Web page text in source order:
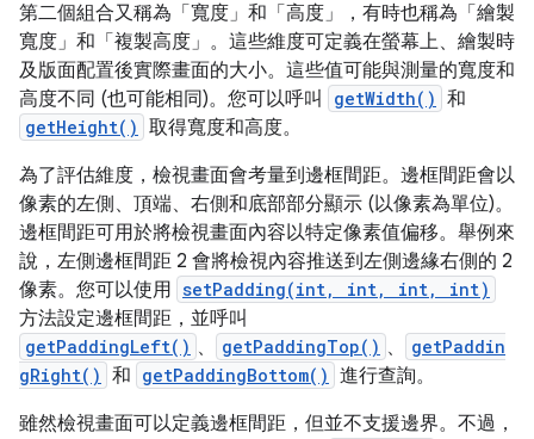
第二個組合又稱為「寬度」和「高度」，有時也稱為「繪製
寬度」和「複製高度」 。這些維度可定義在螢幕上、繪製時
及版面配置後實際畫面的大小。這些值可能與測量的寬度和
高度不同 (也可能相同)。您可以呼叫
getWidth() 和
getHeight() 取得寬度和高度。
為了評估維度，檢視畫面會考量到邊框間距。邊框間距會以
像素的左側、頂端、右側和底部部分顯示 (以像素為單位)。
邊框間距可用於將檢視畫面內容以特定像素值偏移。舉例來
說，左側邊框間距 2 會將檢視內容推送到左側邊緣右側的 2
像素。您可以使用 setPadding(int, int, int, int)
方法設定邊框間距，並呼叫
getPaddingLeft() 、 getPaddingTop() 、
getPaddin
gRight() 和 getPaddingBottom() 進行查詢。
雖然檢視畫面可以定義邊框間距，但並不支援邊界。不過，